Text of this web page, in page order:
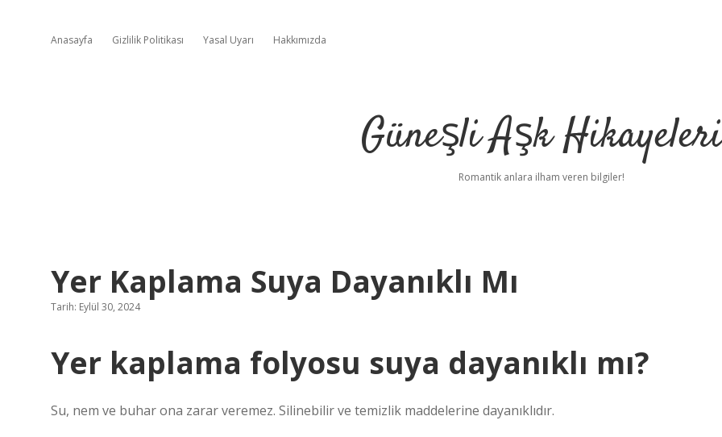
Anasayfa Gizlilik Politikası Yasal Uyarı Hakkımızda
Güneşli Aşk Hikayeleri
Romantik anlara ilham veren bilgiler!
Yer Kaplama Suya Dayanıklı Mı
Tarih: Eylül 30, 2024
Yer kaplama folyosu suya dayanıklı mı?
Su, nem ve buhar ona zarar veremez. Silinebilir ve temizlik maddelerine dayanıklıdır.